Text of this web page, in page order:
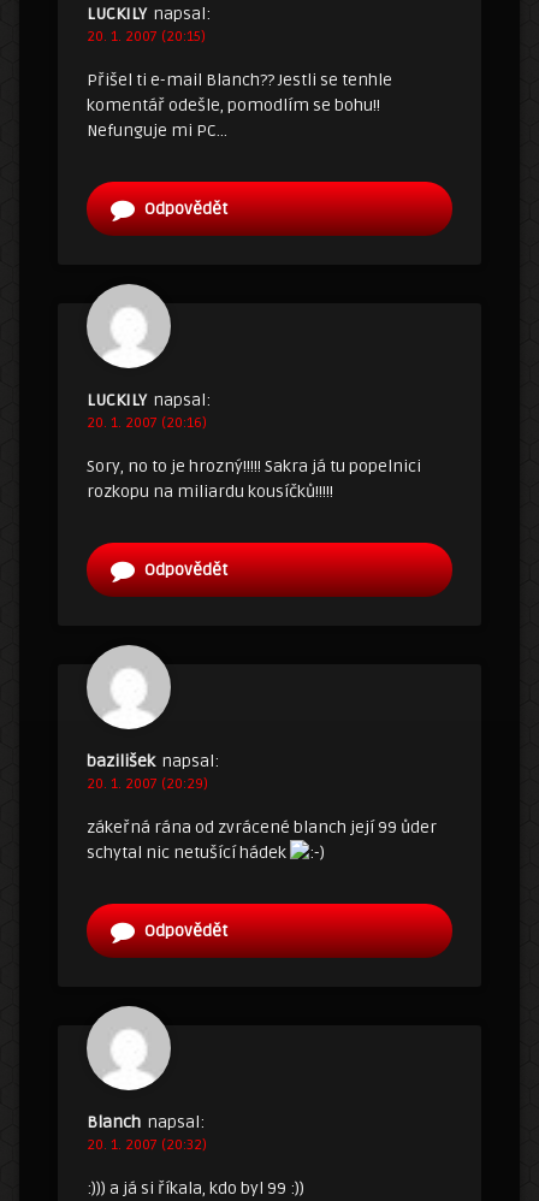
LUCKILY napsal:
20. 1. 2007 (20:15)
Přišel ti e-mail Blanch?? Jestli se tenhle
komentář odešle, pomodlím se bohu!!
Nefunguje mi PC…
Odpovědět
LUCKILY napsal:
20. 1. 2007 (20:16)
Sory, no to je hrozný!!!!! Sakra já tu popelnici
rozkopu na miliardu kousíčků!!!!!
Odpovědět
bazilišek napsal:
20. 1. 2007 (20:29)
zákeřná rána od zvrácené blanch její 99 ůder
schytal nic netušící hádek
Odpovědět
Blanch napsal:
20. 1. 2007 (20:32)
:))) a já si říkala, kdo byl 99 :))